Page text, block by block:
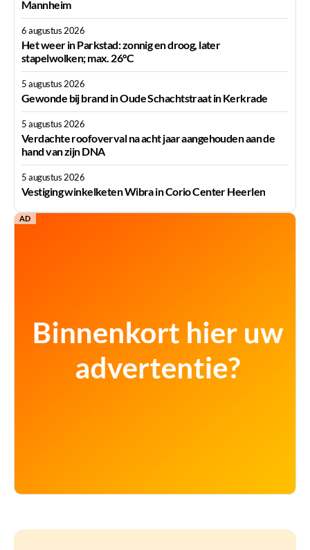
Mannheim
6 augustus 2026
Het weer in Parkstad: zonnig en droog, later
stapelwolken; max. 26°C
5 augustus 2026
Gewonde bij brand in Oude Schachtstraat in Kerkrade
5 augustus 2026
Verdachte roofoverval na acht jaar aangehouden aan de
hand van zijn DNA
5 augustus 2026
Vestiging winkelketen Wibra in Corio Center Heerlen
AD